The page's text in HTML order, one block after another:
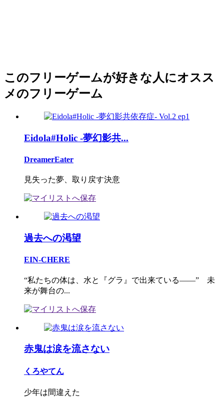
このフリーゲームが好きな人にオスス
メのフリーゲーム
Eidola#Holic -夢幻影共...
DreamerEater
見失った夢、取り戻す決意
過去への渇望
EIN-CHERE
“私たちの体は、水と『グラ』で出来ている――” 未
来が舞台の...
赤鬼は涙を流さない
くろやてん
少年は間違えた